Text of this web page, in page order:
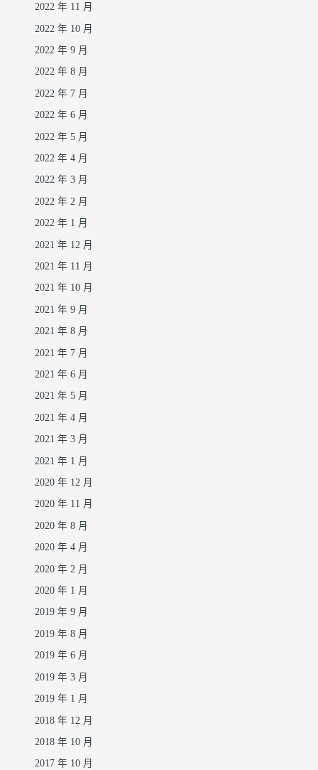
2022 年 11 月
2022 年 10 月
2022 年 9 月
2022 年 8 月
2022 年 7 月
2022 年 6 月
2022 年 5 月
2022 年 4 月
2022 年 3 月
2022 年 2 月
2022 年 1 月
2021 年 12 月
2021 年 11 月
2021 年 10 月
2021 年 9 月
2021 年 8 月
2021 年 7 月
2021 年 6 月
2021 年 5 月
2021 年 4 月
2021 年 3 月
2021 年 1 月
2020 年 12 月
2020 年 11 月
2020 年 8 月
2020 年 4 月
2020 年 2 月
2020 年 1 月
2019 年 9 月
2019 年 8 月
2019 年 6 月
2019 年 3 月
2019 年 1 月
2018 年 12 月
2018 年 10 月
2017 年 10 月